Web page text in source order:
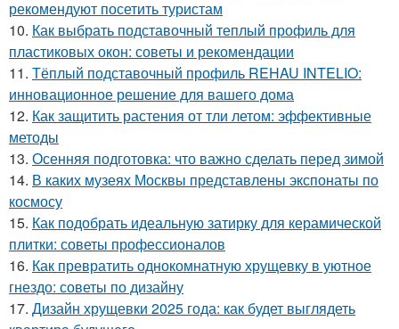
рекомендуют посетить туристам
10. Как выбрать подставочный теплый профиль для
пластиковых окон: советы и рекомендации
11. Тёплый подставочный профиль REHAU INTELIO:
инновационное решение для вашего дома
12. Как защитить растения от тли летом: эффективные
методы
13. Осенняя подготовка: что важно сделать перед зимой
14. В каких музеях Москвы представлены экспонаты по
космосу
15. Как подобрать идеальную затирку для керамической
плитки: советы профессионалов
16. Как превратить однокомнатную хрущевку в уютное
гнездо: советы по дизайну
17. Дизайн хрущевки 2025 года: как будет выглядеть